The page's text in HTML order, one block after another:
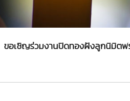
ขอเชิญร่วมงานปิดทองฝังลูกนิมิตพ